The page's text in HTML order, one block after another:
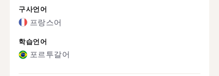
구사언어
프랑스어
학습언어
포르투갈어